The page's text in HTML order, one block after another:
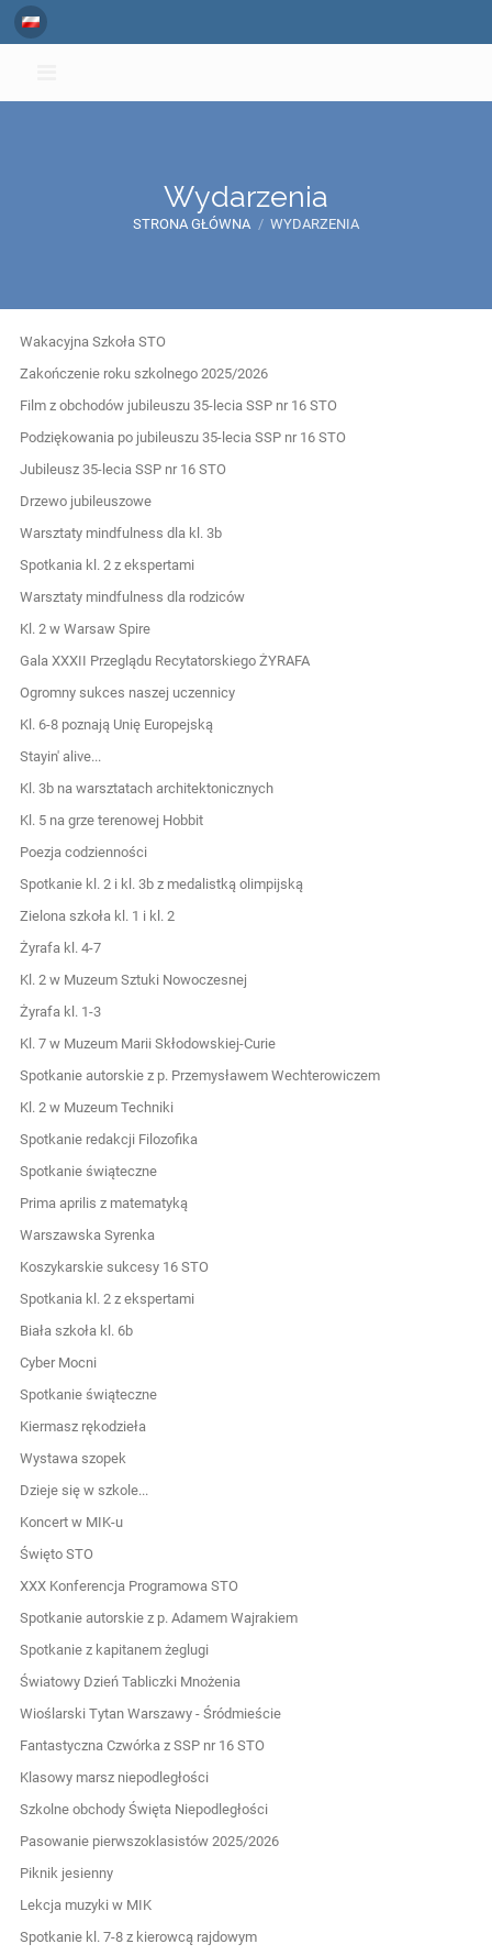
Wydarzenia
STRONA GŁÓWNA / WYDARZENIA
Wydarzenia
Wakacyjna Szkoła STO
Zakończenie roku szkolnego 2025/2026
Film z obchodów jubileuszu 35-lecia SSP nr 16 STO
Podziękowania po jubileuszu 35-lecia SSP nr 16 STO
Jubileusz 35-lecia SSP nr 16 STO
Drzewo jubileuszowe
Warsztaty mindfulness dla kl. 3b
Spotkania kl. 2 z ekspertami
Warsztaty mindfulness dla rodziców
Kl. 2 w Warsaw Spire
Gala XXXII Przeglądu Recytatorskiego ŻYRAFA
Ogromny sukces naszej uczennicy
Kl. 6-8 poznają Unię Europejską
Stayin' alive...
Kl. 3b na warsztatach architektonicznych
Kl. 5 na grze terenowej Hobbit
Poezja codzienności
Spotkanie kl. 2 i kl. 3b z medalistką olimpijską
Zielona szkoła kl. 1 i kl. 2
Żyrafa kl. 4-7
Kl. 2 w Muzeum Sztuki Nowoczesnej
Żyrafa kl. 1-3
Kl. 7 w Muzeum Marii Skłodowskiej-Curie
Spotkanie autorskie z p. Przemysławem Wechterowiczem
Kl. 2 w Muzeum Techniki
Spotkanie redakcji Filozofika
Spotkanie świąteczne
Prima aprilis z matematyką
Warszawska Syrenka
Koszykarskie sukcesy 16 STO
Spotkania kl. 2 z ekspertami
Biała szkoła kl. 6b
Cyber Mocni
Spotkanie świąteczne
Kiermasz rękodzieła
Wystawa szopek
Dzieje się w szkole...
Koncert w MIK-u
Święto STO
XXX Konferencja Programowa STO
Spotkanie autorskie z p. Adamem Wajrakiem
Spotkanie z kapitanem żeglugi
Światowy Dzień Tabliczki Mnożenia
Wioślarski Tytan Warszawy - Śródmieście
Fantastyczna Czwórka z SSP nr 16 STO
Klasowy marsz niepodległości
Szkolne obchody Święta Niepodległości
Pasowanie pierwszoklasistów 2025/2026
Piknik jesienny
Lekcja muzyki w MIK
Spotkanie kl. 7-8 z kierowcą rajdowym